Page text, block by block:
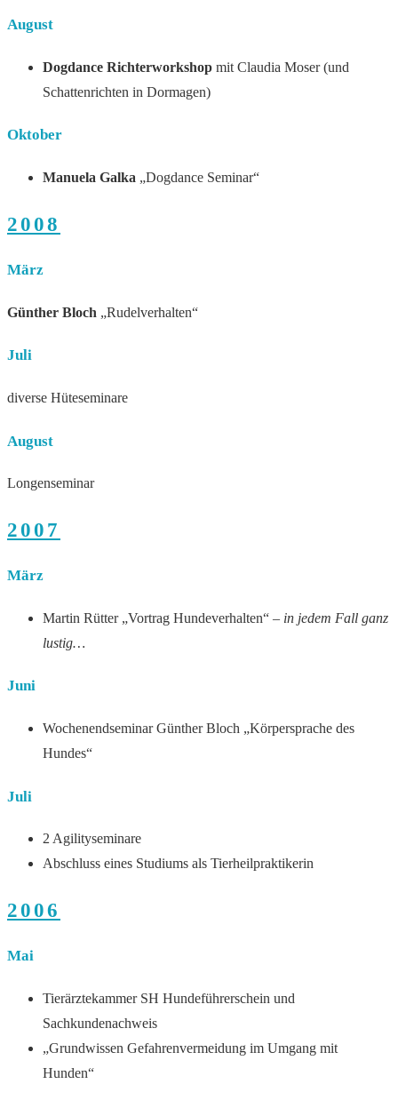
August
Dogdance Richterworkshop mit Claudia Moser (und
Schattenrichten in Dormagen)
Oktober
Manuela Galka „Dogdance Seminar“
2008
März
Günther Bloch „Rudelverhalten“
Juli
diverse Hüteseminare
August
Longenseminar
2007
März
Martin Rütter „Vortrag Hundeverhalten“ – in jedem Fall ganz
lustig…
Juni
Wochenendseminar Günther Bloch „Körpersprache des
Hundes“
Juli
2 Agilityseminare
Abschluss eines Studiums als Tierheilpraktikerin
2006
Mai
Tierärztekammer SH Hundeführerschein und
Sachkundenachweis
„Grundwissen Gefahrenvermeidung im Umgang mit
Hunden“